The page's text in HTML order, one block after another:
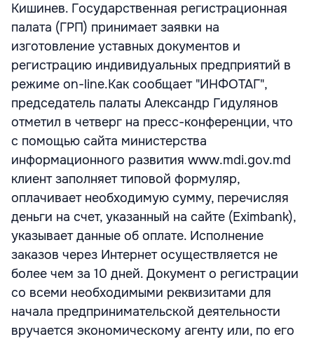
Кишинев. Государственная регистрационная
палата (ГРП) принимает заявки на
изготовление уставных документов и
регистрацию индивидуальных предприятий в
режиме on-line.Как сообщает "ИНФОТАГ",
председатель палаты Александр Гидулянов
отметил в четверг на пресс-конференции, что
с помощью сайта министерства
информационного развития www.mdi.gov.md
клиент заполняет типовой формуляр,
оплачивает необходимую сумму, перечисляя
деньги на счет, указанный на сайте (Eximbank),
указывает данные об оплате. Исполнение
заказов через Интернет осуществляется не
более чем за 10 дней. Документ о регистрации
со всеми необходимыми реквизитами для
начала предпринимательской деятельности
вручается экономическому агенту или, по его